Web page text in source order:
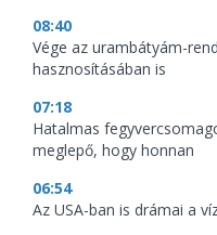
08:40
Vége az urambátyám-
hasznosításában is
07:18
Hatalmas
meglepő, hogy honnan
06:54
Az USA-ban is drámai a